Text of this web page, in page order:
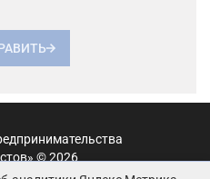
© 2026